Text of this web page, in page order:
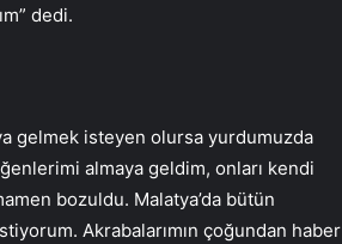
dedi.
gelmek isteyen olursa yurdumuzda
almaya geldim, onları kendi
bozuldu. Malatya’da bütün
Akrabalarımın çoğundan haber